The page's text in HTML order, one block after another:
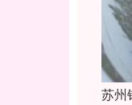
苏州